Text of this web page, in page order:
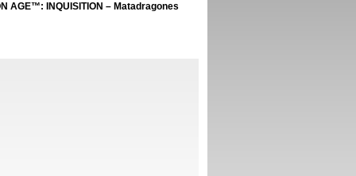
AGE™: INQUISITION – Matadragones